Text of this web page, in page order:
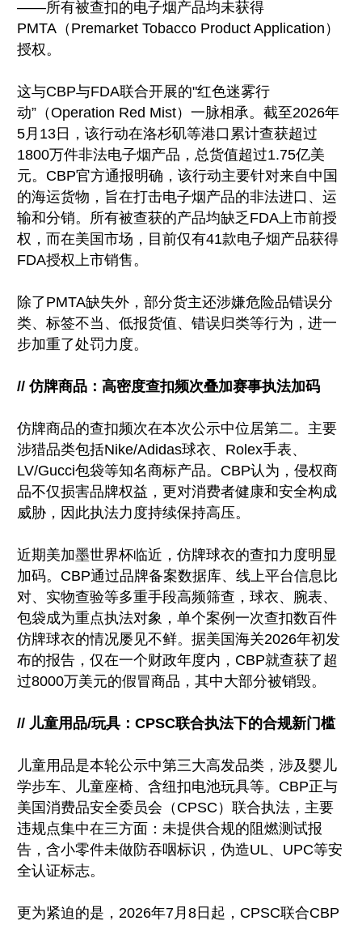
——所有被查扣的电子烟产品均未获得
PMTA（Premarket Tobacco Product Application）
授权。
这与CBP与FDA联合开展的"红色迷雾行
动”（Operation Red Mist）一脉相承。截至2026年
5月13日，该行动在洛杉矶等港口累计查获超过
1800万件非法电子烟产品，总货值超过1.75亿美
元。CBP官方通报明确，该行动主要针对来自中国
的海运货物，旨在打击电子烟产品的非法进口、运
输和分销。所有被查获的产品均缺乏FDA上市前授
权，而在美国市场，目前仅有41款电子烟产品获得
FDA授权上市销售。
除了PMTA缺失外，部分货主还涉嫌危险品错误分
类、标签不当、低报货值、错误归类等行为，进一
步加重了处罚力度。
// 仿牌商品：高密度查扣频次叠加赛事执法加码
仿牌商品的查扣频次在本次公示中位居第二。主要
涉猎品类包括Nike/Adidas球衣、Rolex手表、
LV/Gucci包袋等知名商标产品。CBP认为，侵权商
品不仅损害品牌权益，更对消费者健康和安全构成
威胁，因此执法力度持续保持高压。
近期美加墨世界杯临近，仿牌球衣的查扣力度明显
加码。CBP通过品牌备案数据库、线上平台信息比
对、实物查验等多重手段高频筛查，球衣、腕表、
包袋成为重点执法对象，单个案例一次查扣数百件
仿牌球衣的情况屡见不鲜。据美国海关2026年初发
布的报告，仅在一个财政年度内，CBP就查获了超
过8000万美元的假冒商品，其中大部分被销毁。
// 儿童用品/玩具：CPSC联合执法下的合规新门槛
儿童用品是本轮公示中第三大高发品类，涉及婴儿
学步车、儿童座椅、含纽扣电池玩具等。CBP正与
美国消费品安全委员会（CPSC）联合执法，主要
违规点集中在三方面：未提供合规的阻燃测试报
告，含小零件未做防吞咽标识，伪造UL、UPC等安
全认证标志。
更为紧迫的是，2026年7月8日起，CPSC联合CBP